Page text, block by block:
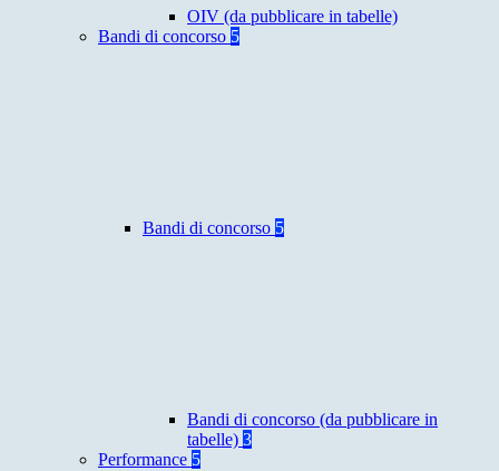
OIV (da pubblicare in tabelle)
Bandi di concorso 5
Bandi di concorso 5
Bandi di concorso (da pubblicare in
tabelle) 3
Performance 5